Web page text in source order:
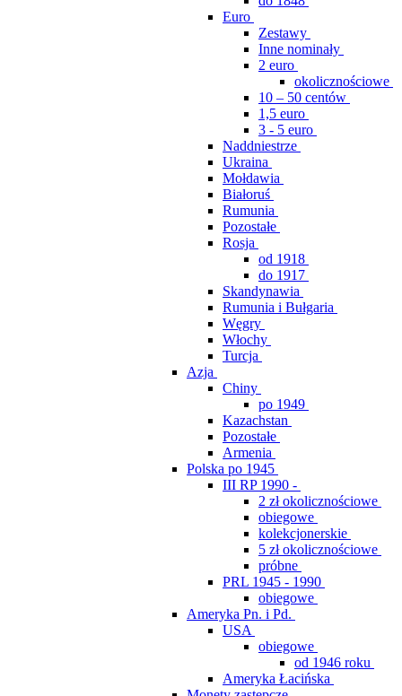
Euro
Zestawy
Inne nominały
2 euro
okolicznościowe
10 – 50 centów
1,5 euro
3 - 5 euro
Naddniestrze
Ukraina
Mołdawia
Białoruś
Rumunia
Pozostałe
Rosja
od 1918
do 1917
Skandynawia
Rumunia i Bułgaria
Węgry
Włochy
Turcja
Azja
Chiny
po 1949
Kazachstan
Pozostałe
Armenia
Polska po 1945
III RP 1990 -
2 zł okolicznościowe
obiegowe
kolekcjonerskie
5 zł okolicznościowe
próbne
PRL 1945 - 1990
obiegowe
Ameryka Pn. i Pd.
USA
obiegowe
od 1946 roku
Ameryka Łacińska